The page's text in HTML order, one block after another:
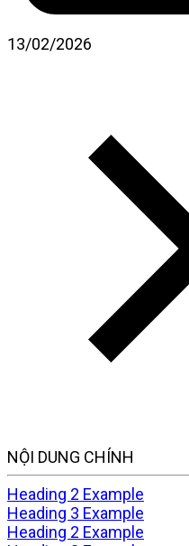
13/02/2026
NỘI DUNG CHÍNH
Heading 2 Example
Heading 3 Example
Heading 2 Example